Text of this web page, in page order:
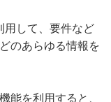
用して、要件など
のあらゆる情報を
能を利用すると、